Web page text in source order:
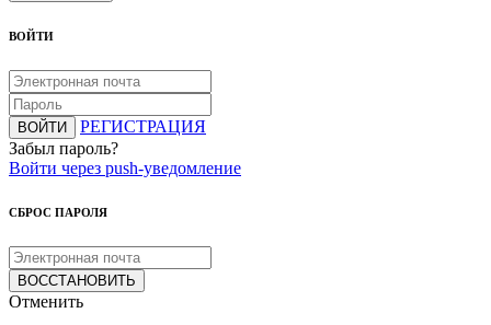
ВОЙТИ
ВОЙТИ
РЕГИСТРАЦИЯ
Забыл пароль?
Войти через push-уведомление
СБРОС ПАРОЛЯ
ВОССТАНОВИТЬ
Отменить